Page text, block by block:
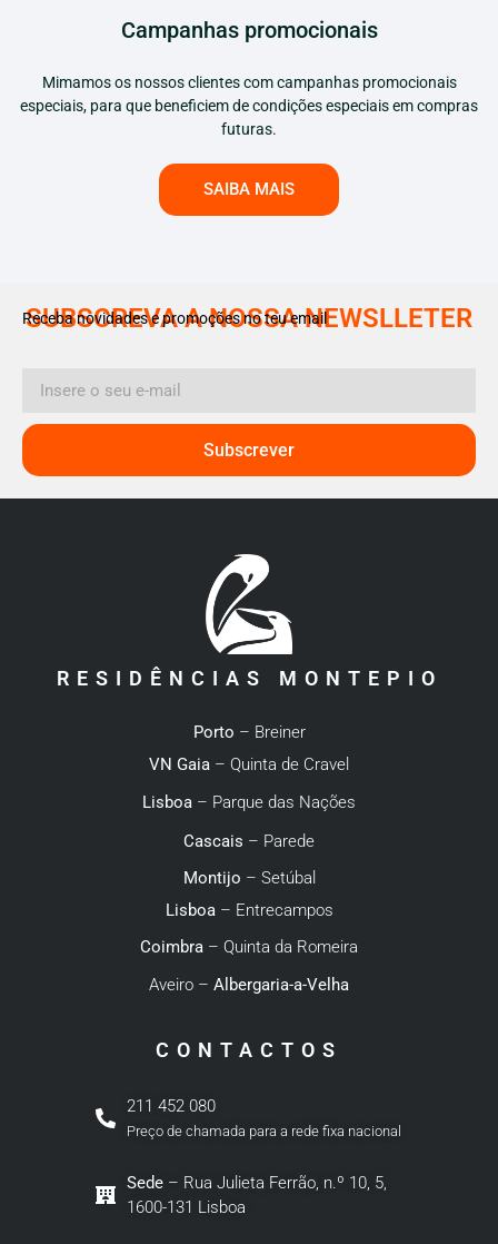
Campanhas promocionais
Mimamos os nossos clientes com campanhas promocionais
especiais, para que beneficiem de condições especiais em compras
futuras.
SAIBA MAIS
SUBSCREVA A NOSSA NEWSLLETER
Receba novidades e promoções no teu email
Subscrever
RESIDÊNCIAS MONTEPIO
Porto – Breiner
VN Gaia– Quinta de Cravel
Lisboa – Parque das Nações
Cascais – Parede
Montijo – Setúbal
Lisboa– Entrecampos
Coimbra – Quinta da Romeira
Aveiro – Albergaria-a-Velha
CONTACTOS
211 452 080
Preço de chamada para a rede fixa nacional
Sede– Rua Julieta Ferrão, n.º 10, 5,
1600-131 Lisboa